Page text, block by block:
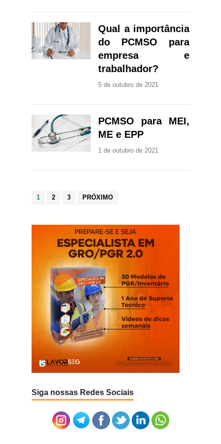
Qual a importância
do PCMSO para
empresa e
trabalhador?
5 de outubro de 2021
PCMSO para MEI,
ME e EPP
1 de outubro de 2021
Paginação
1 2 3 PRÓXIMO
Siga nossas Redes Sociais